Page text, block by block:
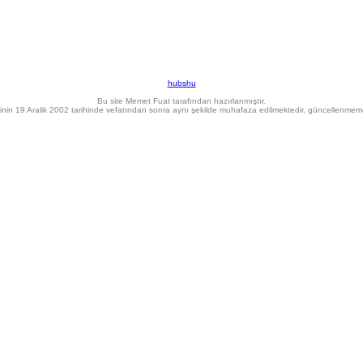
hubshu
Bu site Memet Fuat tarafından hazırlanmıştır.
19 Aralik 2002 tarihinde vefatından sonra aynı şekilde muhafaza edilmektedir,